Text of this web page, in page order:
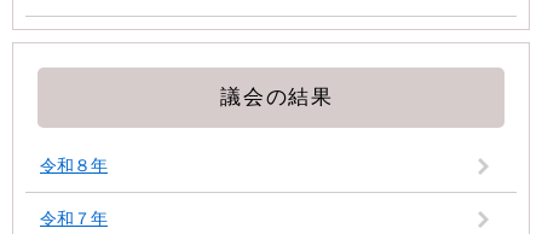
議会の結果
令和８年
令和７年